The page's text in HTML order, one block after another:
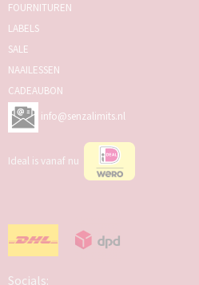
FOURNITUREN
LABELS
SALE
NAAILESSEN
CADEAUBON
info@senzalimits.nl
Ideal is vanaf nu
Socials: